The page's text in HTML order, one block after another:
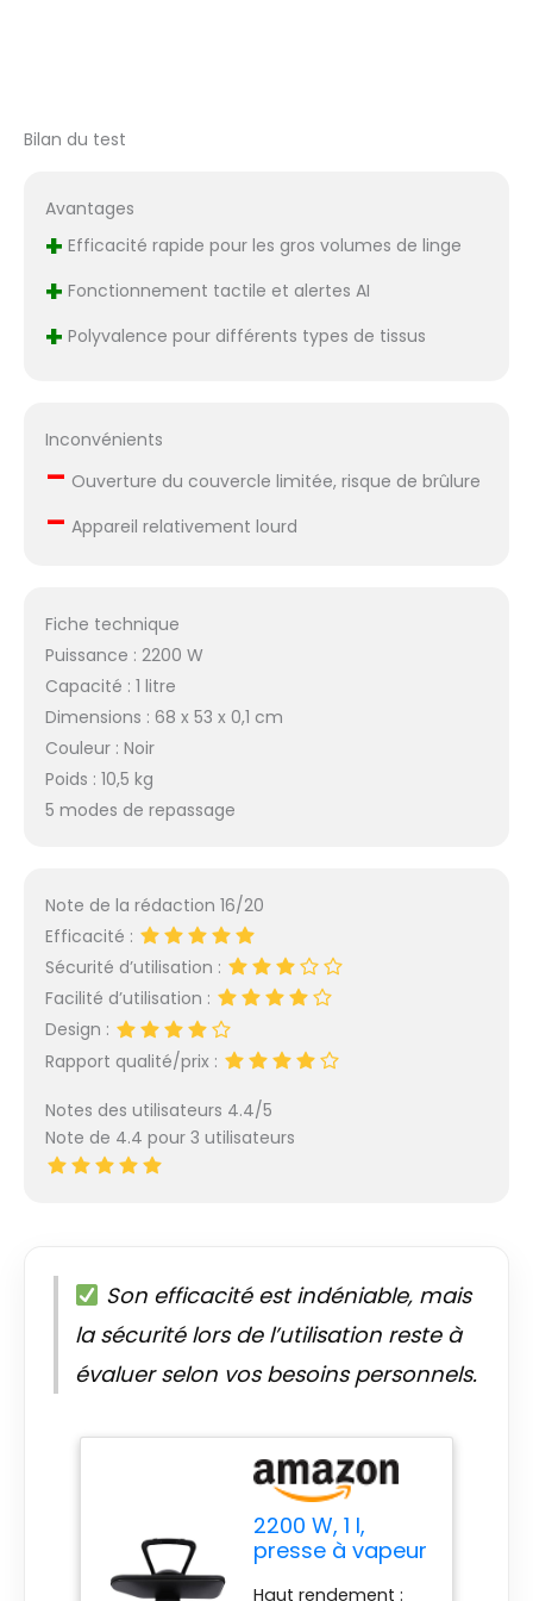
Bilan du test
Avantages
+ Efficacité rapide pour les gros volumes de linge
+ Fonctionnement tactile et alertes AI
+ Polyvalence pour différents types de tissus
Inconvénients
– Ouverture du couvercle limitée, risque de brûlure
– Appareil relativement lourd
Fiche technique
Puissance : 2200 W
Capacité : 1 litre
Dimensions : 68 x 53 x 0,1 cm
Couleur : Noir
Poids : 10,5 kg
5 modes de repassage
Note de la rédaction 16/20
Efficacité :
Sécurité d’utilisation :
Facilité d’utilisation :
Design :
Rapport qualité/prix :
Notes des utilisateurs 4.4/5
Note de 4.4 pour 3 utilisateurs
Son efficacité est indéniable, mais
la sécurité lors de l’utilisation reste à
évaluer selon vos besoins personnels.
2200 W, 1 l,
presse à vapeur
Haut rendement :